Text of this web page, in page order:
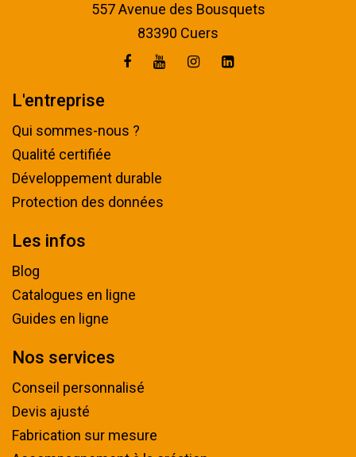
557 Avenue des Bousquets
83390 Cuers
L'entreprise
Qui sommes-nous ?
Qualité certifiée
Développement durable
Protection des données
Les infos
Blog
Catalogues en ligne
Guides en ligne
Nos services
Conseil personnalisé
Devis ajusté
Fabrication sur mesure